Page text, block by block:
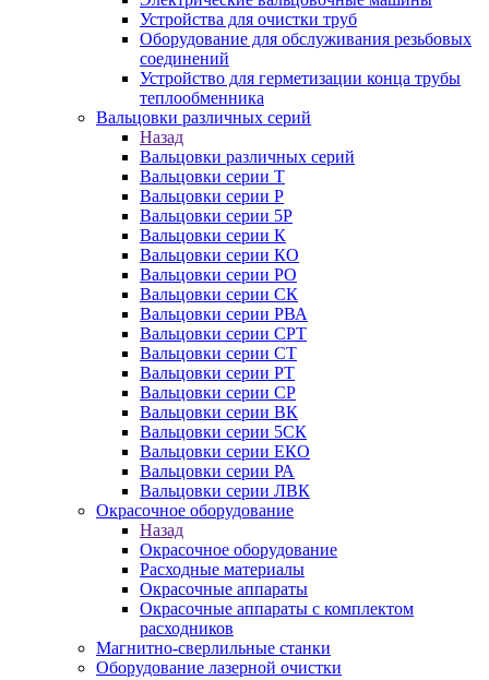
Устройства для очистки труб
Оборудование для обслуживания резьбовых
соединений
Устройство для герметизации конца трубы
теплообменника
Вальцовки различных серий
Назад
Вальцовки различных серий
Вальцовки серии Т
Вальцовки серии Р
Вальцовки серии 5Р
Вальцовки серии К
Вальцовки серии КО
Вальцовки серии РО
Вальцовки серии СК
Вальцовки серии РВА
Вальцовки серии СРТ
Вальцовки серии СТ
Вальцовки серии РТ
Вальцовки серии СР
Вальцовки серии ВК
Вальцовки серии 5СК
Вальцовки серии ЕКО
Вальцовки серии РА
Вальцовки серии ЛВК
Окрасочное оборудование
Назад
Окрасочное оборудование
Расходные материалы
Окрасочные аппараты
Окрасочные аппараты с комплектом
расходников
Магнитно-сверлильные станки
Оборудование лазерной очистки